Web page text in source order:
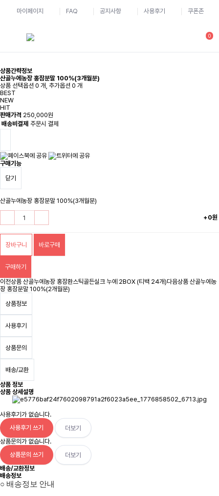
마이페이지 FAQ 공지사항 사용후기 쿠폰존
0
상품간략정보
산골누에농장 홍잠분말 100%(3개월분)
상품 선택옵션 0 개, 추가옵션 0 개
BEST
NEW
HIT
판매가격 250,000원
배송비결제 주문시 결제
구매기능
닫기
산골누에농장 홍잠분말 100%(3개월분)
+0원
장바구니 바로구매
구매하기
이전상품 산골누에농장 홍잠환스틱골든실크 누에 2BOX (티백 24개)다음상품 산골누에농
장 홍잠분말 100%(2개월분)
상품정보
사용후기
상품문의
배송/교환
상품 정보
상품 상세설명
사용후기가 없습니다.
사용후기 쓰기
더보기
상품문의가 없습니다.
상품문의 쓰기
더보기
배송/교환정보
배송정보
○ 배송정보 안내